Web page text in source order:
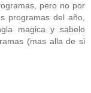
pero no por
programas del año,
magica y sabelo
(mas alla de si